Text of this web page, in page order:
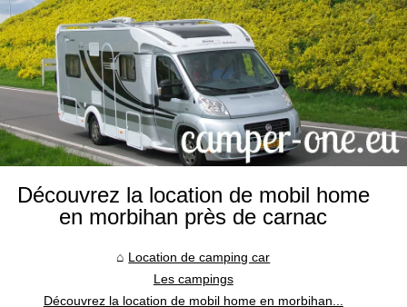
Découvrez la location de mobil home
en morbihan près de carnac
Location de camping car
Les campings
Découvrez la location de mobil home en morbihan...